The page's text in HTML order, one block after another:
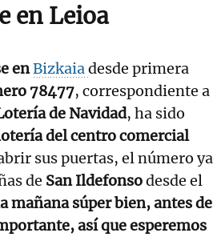
en Leioa
enBizkaiadesde primera
78477, correspondiente a
de Navidad, ha sido
del centro comercial
sus puertas, el número ya
de San Ildefonsodesde el
mañana súper bien, antes de
así que esperemos